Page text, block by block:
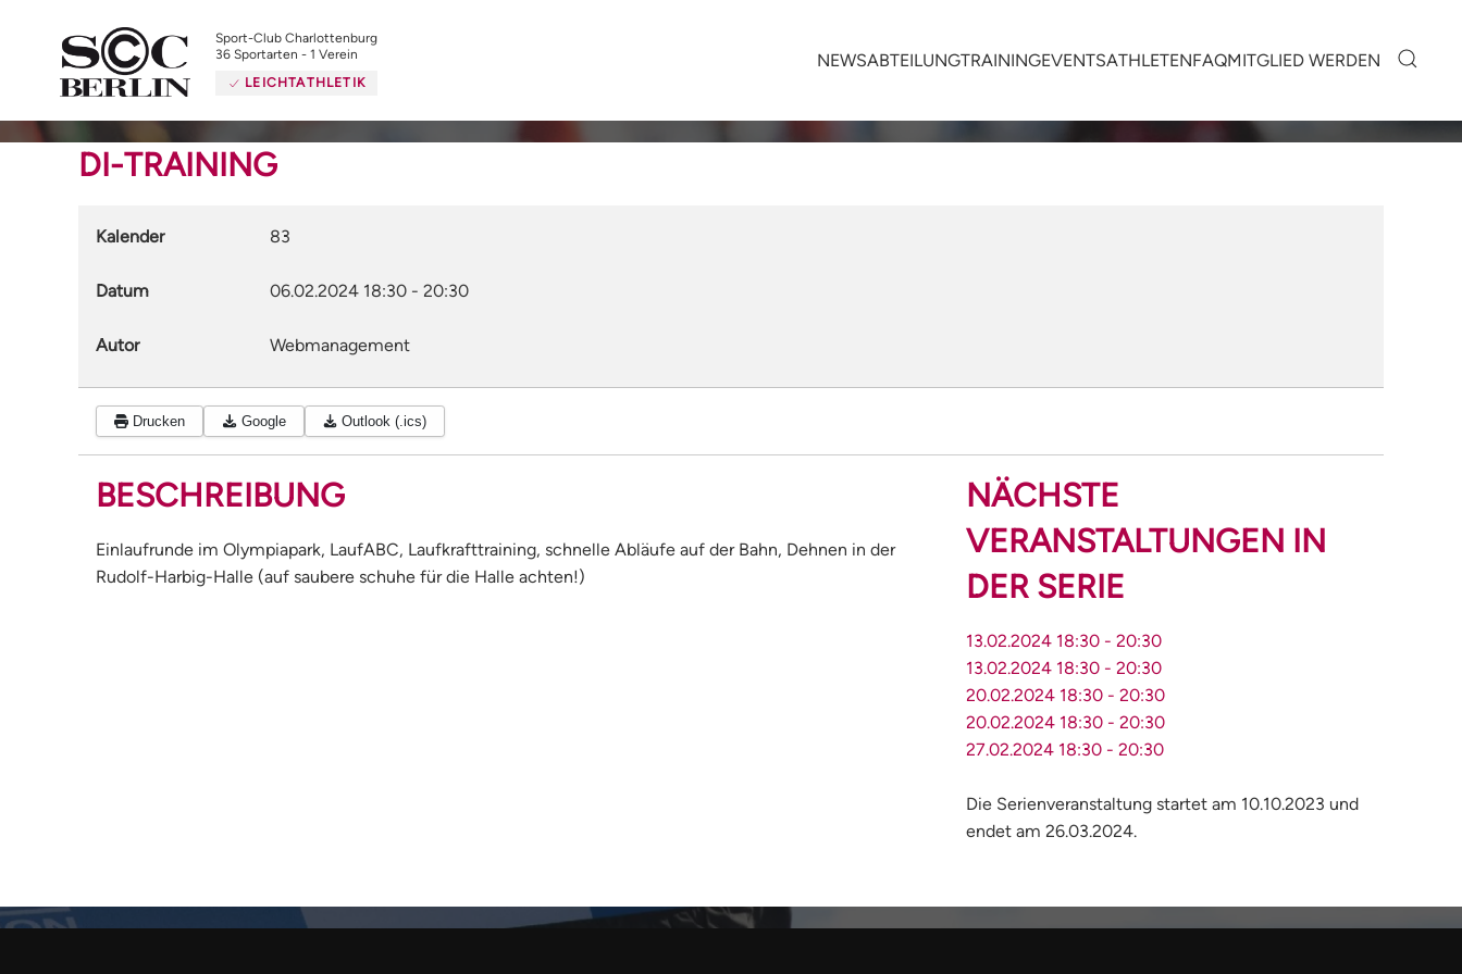
Sport-Club Charlottenburg
36 Sportarten - 1 Verein
LEICHTATHLETIK
NEWSABTEILUNGTRAININGEVENTSATHLETENFAQMITGLIED WERDEN
DI-TRAINING
Kalender 83
Datum 06.02.2024 18:30 - 20:30
Autor Webmanagement
Drucken Google Outlook (.ics)
BESCHREIBUNG
Einlaufrunde im Olympiapark, LaufABC, Laufkrafttraining, schnelle Abläufe auf der Bahn, Dehnen in der
Rudolf-Harbig-Halle (auf saubere schuhe für die Halle achten!)
NÄCHSTE
VERANSTALTUNGEN IN
DER SERIE
13.02.2024 18:30 - 20:30
13.02.2024 18:30 - 20:30
20.02.2024 18:30 - 20:30
20.02.2024 18:30 - 20:30
27.02.2024 18:30 - 20:30
Die Serienveranstaltung startet am 10.10.2023 und
endet am 26.03.2024.